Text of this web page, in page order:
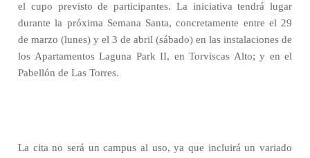
el cupo previsto de participantes. La iniciativa tendrá lugar
durante la próxima Semana Santa, concretamente entre el 29
de marzo (lunes) y el 3 de abril (sábado) en las instalaciones de
los Apartamentos Laguna Park II, en Torviscas Alto; y en el
Pabellón de Las Torres.
La cita no será un campus al uso, ya que incluirá un variado